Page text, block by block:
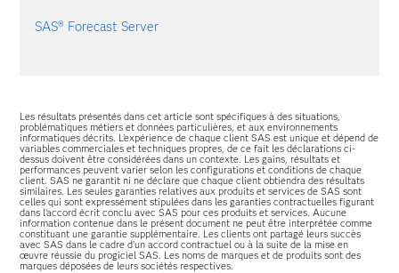
SAS® Forecast Server
Les résultats présentés dans cet article sont spécifiques à des situations,
problématiques métiers et données particulières, et aux environnements
informatiques décrits. L'expérience de chaque client SAS est unique et dépend de
variables commerciales et techniques propres, de ce fait les déclarations ci-
dessus doivent être considérées dans un contexte. Les gains, résultats et
performances peuvent varier selon les configurations et conditions de chaque
client. SAS ne garantit ni ne déclare que chaque client obtiendra des résultats
similaires. Les seules garanties relatives aux produits et services de SAS sont
celles qui sont expressément stipulées dans les garanties contractuelles figurant
dans l’accord écrit conclu avec SAS pour ces produits et services. Aucune
information contenue dans le présent document ne peut être interprétée comme
constituant une garantie supplémentaire. Les clients ont partagé leurs succès
avec SAS dans le cadre d’un accord contractuel ou à la suite de la mise en
œuvre réussie du progiciel SAS. Les noms de marques et de produits sont des
marques déposées de leurs sociétés respectives.